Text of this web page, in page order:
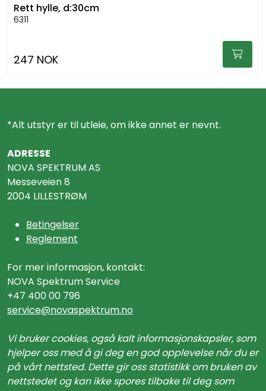
Rett hylle, d:30cm
6311
247 NOK
*Alt utstyr er til utleie, om ikke annet er nevnt.
ADRESSE
NOVA SPEKTRUM AS
Messeveien 8
2004 LILLESTRØM
Betingelser
Reglement
For mer informasjon, kontakt:
NOVA Spektrum Service
+47 400 00 796
service@novaspektrum.no
Vi bruker cookies, også kalt informasjonskapsler, som
hjelper oss med å gi deg en god opplevelse når du er
på vårt nettsted. Dette gir oss statistikk om bruken av
nettstedet og kan ikke spores tilbake til deg som